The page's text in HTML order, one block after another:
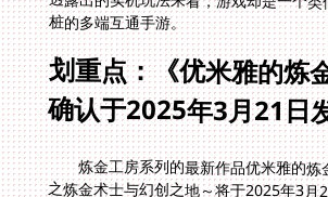
桩的多端互通手游。
划重点：《优米雅的炼
确认于2025年3月21日
炼金工房系列的最新作品优米雅的炼
之炼金术士与幻创之地～将于2025年3月
目前，该游戏已在多个平台开启预购，
Nintendo Switch、Xbox Series X|S、